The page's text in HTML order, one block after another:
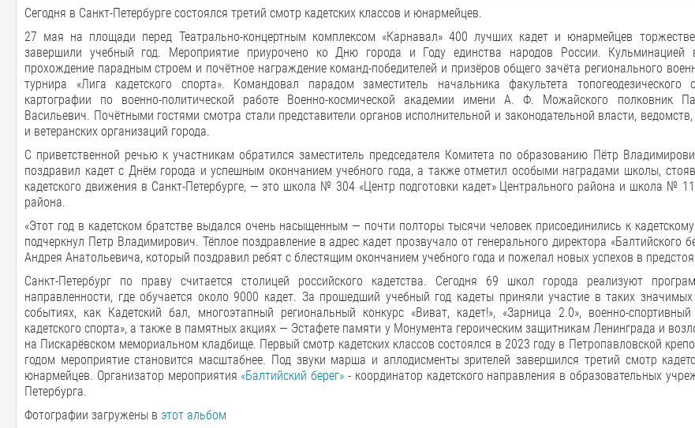
Сегодня в Санкт-Петербурге состоялся третий смотр кадетских классов и юнармейцев.
27 мая на площади перед Театрально-концертным комплексом «Карнавал» 400 лучших кадет и юнармейцев
завершили учебный год. Мероприятие приурочено ко Дню города и Году единства народов России. Кульминацией
прохождение парадным строем и почётное награждение команд-победителей и призёров общего зачёта регионального
турнира «Лига кадетского спорта». Командовал парадом заместитель начальника факультета топогеодезического
картографии по военно-политической работе Военно-космической академии имени А. Ф. Можайского полковник
Васильевич. Почётными гостями смотра стали представители органов исполнительной и законодательной власти,
и ветеранских организаций города.
С приветственной речью к участникам обратился заместитель председателя Комитета по образованию Пётр
поздравил кадет с Днём города и успешным окончанием учебного года, а также отметил особыми наградами школы,
кадетского движения в Санкт-Петербурге, — это школа № 304 «Центр подготовки кадет» Центрального района и школа №
района.
«Этот год в кадетском братстве выдался очень насыщенным — почти полторы тысячи человек присоединились к
подчеркнул Петр Владимирович. Тёплое поздравление в адрес кадет прозвучало от генерального директора «Балтийского
Андрея Анатольевича, который поздравил ребят с блестящим окончанием учебного года и пожелал новых успехов в
Санкт-Петербург по праву считается столицей российского кадетства. Сегодня 69 школ города реализуют
направленности, где обучается около 9000 кадет. За прошедший учебный год кадеты приняли участие в таких
событиях, как Кадетский бал, многоэтапный региональный конкурс «Виват, кадет!», «Зарница 2.0», военно-
кадетского спорта», а также в памятных акциях — Эстафете памяти у Монумента героическим защитникам Ленинграда и
на Пискарёвском мемориальном кладбище. Первый смотр кадетских классов состоялся в 2023 году в Петропавловской
годом мероприятие становится масштабнее. Под звуки марша и аплодисменты зрителей завершился третий смотр
юнармейцев. Организатор мероприятия «Балтийский берег» - координатор кадетского направления в образовательных
Петербурга.
Фотографии загружены в этот альбом